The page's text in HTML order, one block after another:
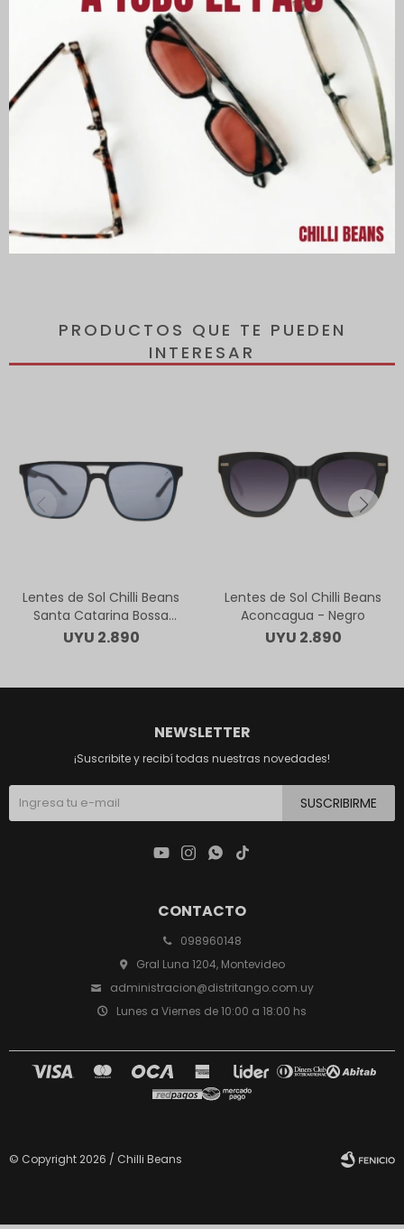
Descripción
Lentes con protección 100% contra los rayos UVA y UVB, que
protegen tus ojos de los rayos dañinos del sol y reducen el
riesgo de desarrollar enfermedades oculares.
Todos los lentes incluyen un estuche de regalo.
PRODUCTOS QUE TE PUEDEN
INTERESAR
Lentes de Sol Chilli Beans
Santa Catarina Bossa
Nova - Negro
UYU 2.890
Lentes de Sol Chilli Beans
Aconcagua - Negro
UYU 2.890
CONTACTO
098960148
Gral Luna 1204, Montevideo
administracion@distritango.com.uy
Lunes a Viernes de 10:00 a 18:00 hs
NEWSLETTER
¡Suscribite y recibí todas nuestras novedades!
SUSCRIBIRME
   
© Copyright 2026 / Chilli Beans